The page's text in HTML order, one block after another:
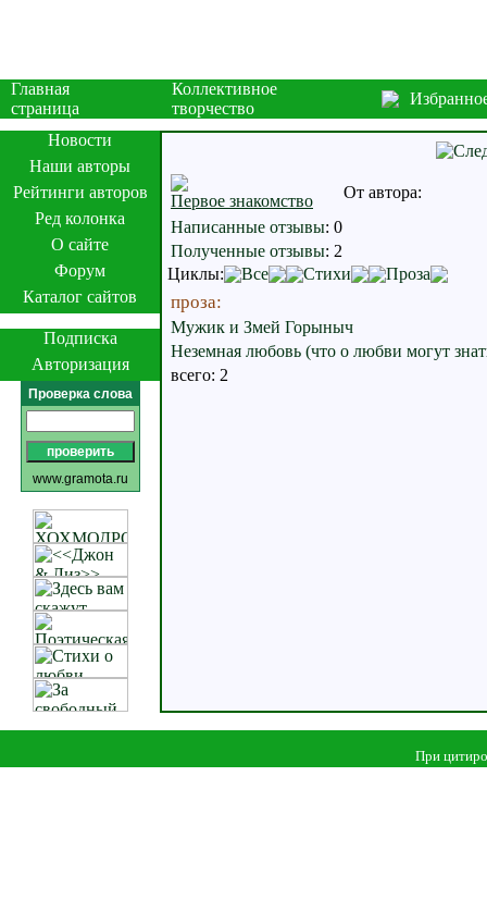
Главная
страница
Коллективное
творчество
Новости
Наши авторы
Рейтинги авторов
Ред колонка
О сайте
Форум
Каталог сайтов
Подписка
Авторизация
Проверка слова
www.gramota.ru
Первое знакомство
От автора:
Написанные отзывы: 0
Полученные отзывы: 2
Циклы:
Все Стихи Проза
проза:
Мужик и Змей Горыныч
Неземная любовь (что о любви могут
всего: 2
При